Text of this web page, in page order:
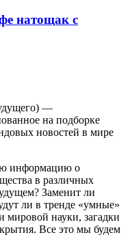
натощак с
—
на подборке
новостей в мире
информацию о
в различных
Заменит ли
ли в тренде «умные»
науки, загадки
Все это мы будем